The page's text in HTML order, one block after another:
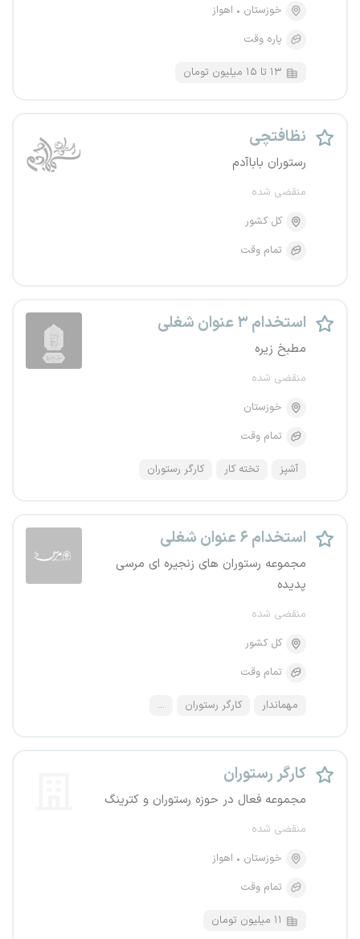
خوزستان
اهواز
پاره وقت
۱۳ تا ۱۵ میلیون تومان
نظافتچی
رستوران باباآدم
منقضی شده
کل کشور
تمام وقت
استخدام ۳ عنوان شغلی
مطبخ زیره
منقضی شده
خوزستان
تمام وقت
آشپز تخته کار کارگر رستوران
استخدام ۶ عنوان شغلی
مجموعه رستوران های زنجیره ای مرسی
پدیده
منقضی شده
کل کشور
تمام وقت
مهماندار کارگر رستوران ...
کارگر رستوران
مجموعه فعال در حوزه رستوران و کترینگ
منقضی شده
خوزستان
اهواز
تمام وقت
۱۱ میلیون تومان